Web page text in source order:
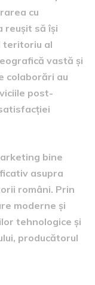
cu
reușit să își
teritoriu al
vastă și
colaborări au
post-
bine
asupra
români. Prin
moderne și
tehnologice și
producătorul